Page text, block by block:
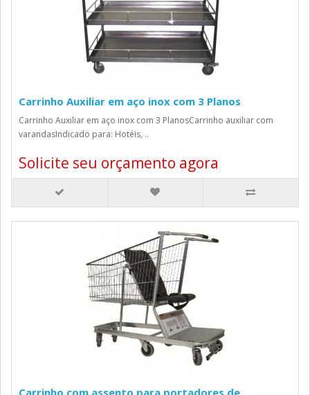
Carrinho Auxiliar em aço inox com 3 Planos
Carrinho Auxiliar em aço inox com 3 PlanosCarrinho auxiliar com
varandasIndicado para: Hotéis, ..
Solicite seu orçamento agora
Carrinho com assento para portadores de